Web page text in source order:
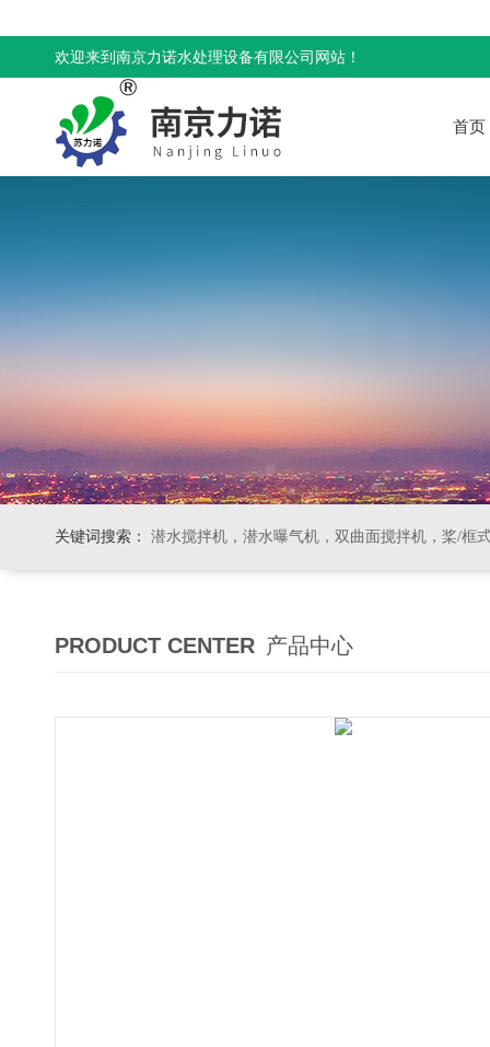
欢迎来到南京力诺水处理设备有限公司网站！
首页
关键词搜索： 潜水搅拌机，潜水曝气机，双曲面搅拌机，桨/框式搅拌
PRODUCT CENTER 产品中心